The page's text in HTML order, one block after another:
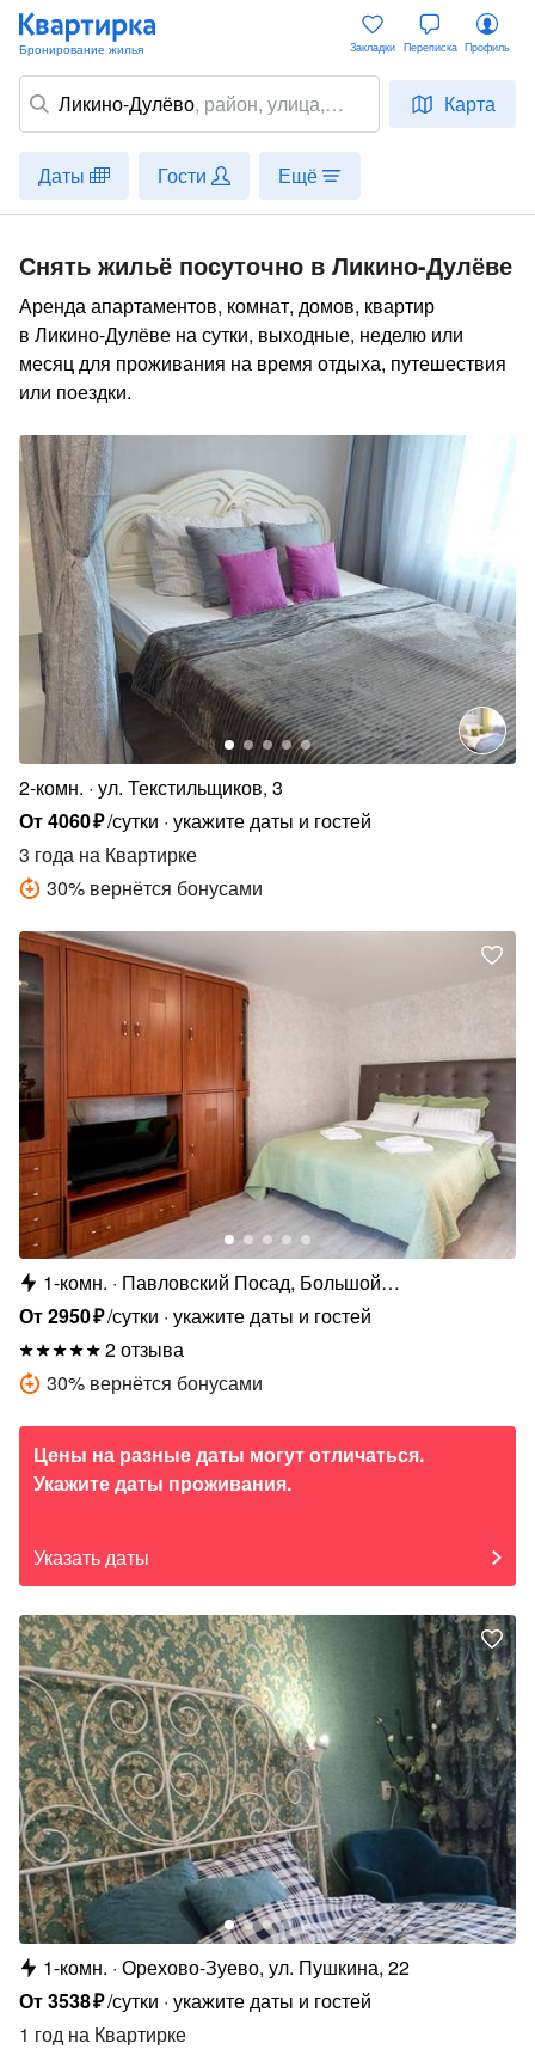
Ликино-Дулёво, район, улица,
место
Карта
Закладки Переписка Профиль
Даты Гости Ещё
Снять жильё посуточно в Ликино-Дулёве
Аренда апартаментов, комнат, домов, квартир
в Ликино-Дулёве на сутки, выходные, неделю или
месяц для проживания на время отдыха, путешествия
или поездки.
2-комн. ул. Текстильщиков, 3
От4060₽/сутки укажите даты и гостей
3 года на Квартирке
30% вернётся бонусами
1-комн.
Павловский Посад, Большой
Железнодорожный проезд 2
От2950₽/сутки укажите даты и гостей
2 отзыва
30% вернётся бонусами
Цены на разные даты могут отличаться.
Укажите даты проживания.
Указать даты
1-комн. Орехово-Зуево, ул. Пушкина, 22
От3538₽/сутки укажите даты и гостей
1 год на Квартирке